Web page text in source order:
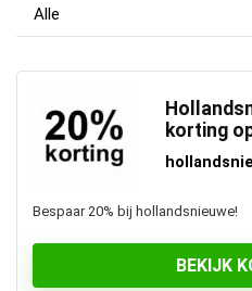
Alle
korting
Bespaar 20% bij hollandsnieuwe!
BEKIJK